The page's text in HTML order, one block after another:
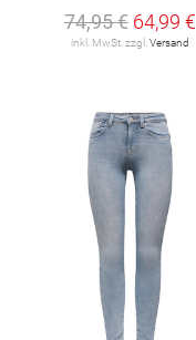
74,95 € 64,99 €
inkl. MwSt. zzgl. Versand